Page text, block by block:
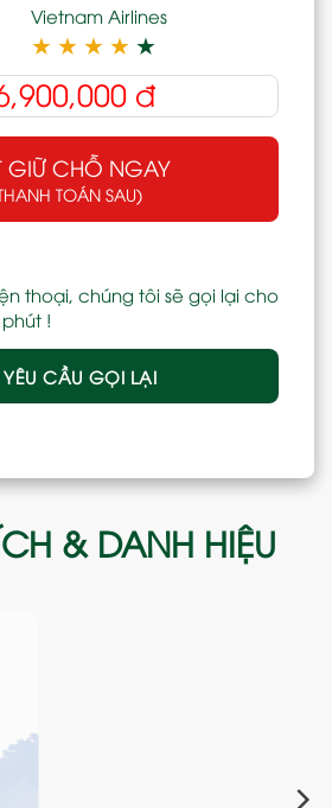
Vietnam Airlines
★ ★ ★ ★ ★
đ
GIỮ CHỖ NGAY
TOÁN SAU)
thoại, chúng tôi sẽ gọi lại cho
!
YÊU CẦU GỌI LẠI
& DANH HIỆU